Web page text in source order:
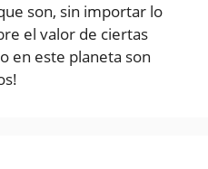
son, sin importar lo
el valor de ciertas
en este planeta son